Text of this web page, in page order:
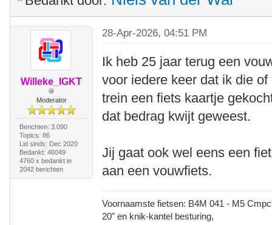
Willeke_IGKT
Moderator
Berichten: 3.090
Topics: 86
Lid sinds: Dec 2020
Bedankt: 46049
4760 x bedankt in
2042 berichten
28-Apr-2026, 04:51 PM
Ik heb 25 jaar terug een
voor iedere keer dat ik die
trein een fiets kaartje
dat bedrag kwijt geweest.
Jij gaat ook wel eens een
aan een vouwfiets.
Voornaamste fietsen: B4M 041 - M5
20" en knik-kantel besturing,